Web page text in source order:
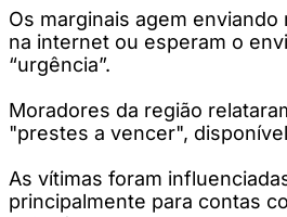
Os marginais agem
na internet ou esperam o
“urgência”.
Moradores da região
"prestes a vencer",
As vítimas foram
principalmente para contas